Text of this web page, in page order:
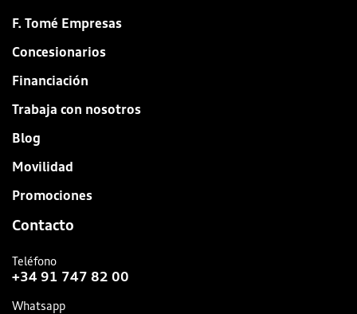
F. Tomé Empresas
Concesionarios
Financiación
Trabaja con nosotros
Blog
Movilidad
Promociones
Contacto
Teléfono
+34 91 747 82 00
Whatsapp